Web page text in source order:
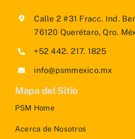
Calle 2 #31 Fracc. Ind.
76120 Querétaro, Qro.
+52 442. 217. 1825
info@psmmexico.mx
Mapa del Sitio
PSM Home
Acerca de Nosotros